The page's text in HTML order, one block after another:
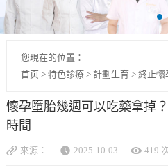
您現在的位置：
首页 > 特色診療> 計劃生育> 終止懷
懷孕墮胎幾週可以吃藥拿掉
時間
來源： 2025-10-03 419